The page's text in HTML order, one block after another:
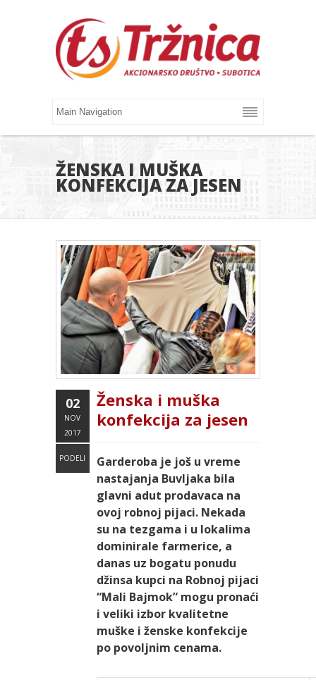
ŽENSKA I MUŠKA
KONFEKCIJA ZA JESEN
02
NOV
2017
PODELI
Ženska i muška
konfekcija za jesen
Garderoba je još u vreme
nastajanja Buvljaka bila
glavni adut prodavaca na
ovoj robnoj pijaci. Nekada
su na tezgama i u lokalima
dominirale farmerice, a
danas uz bogatu ponudu
džinsa kupci na Robnoj pijaci
“Mali Bajmok” mogu pronaći
i veliki izbor kvalitetne
muške i ženske konfekcije
po povoljnim cenama.